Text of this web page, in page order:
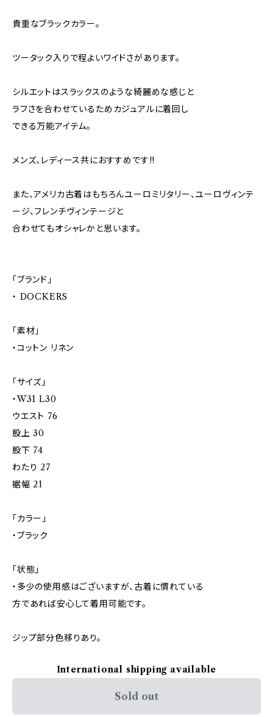
貴重なブラックカラー。
ツータック入りで程よいワイドさがあります。
シルエットはスラックスのような綺麗めな感じと
ラフさを合わせているためカジュアルに着回し
できる万能アイテム。
メンズ、レディース共におすすめです!!
また、アメリカ古着はもちろんユーロミリタリー、ユーロヴィンテ
ージ、フレンチヴィンテージと
合わせてもオシャレかと思います。
「ブランド」
・ DOCKERS
「素材」
・コットン リネン
「サイズ」
・W31 L30
ウエスト 76
股上 30
股下 74
わたり 27
裾幅 21
「カラー」
・ブラック
「状態」
・多少の使用感はございますが、古着に慣れている
方であれば安心して着用可能です。
ジップ部分色移りあり。
International shipping available
Sold out